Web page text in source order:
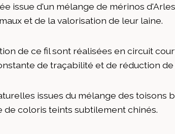
issue d'un mélange de mérinos
et de la valorisation de leur laine.
de ce fil sont réalisées en circuit
de traçabilité et de réduction
issues du mélange des toisons
de coloris teints subtilement chinés.